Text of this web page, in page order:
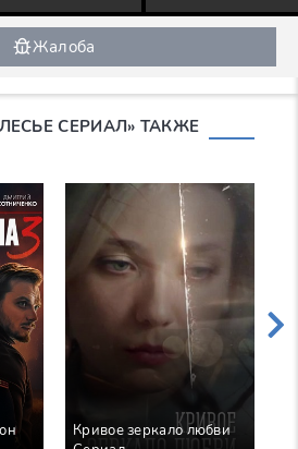
Жалоба
СЕРИАЛ» ТАКЖЕ
любви